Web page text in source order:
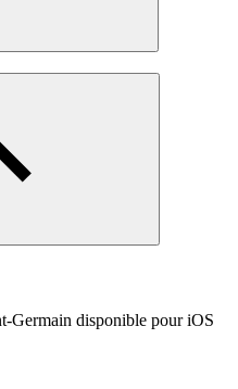
Germain disponible pour iOS